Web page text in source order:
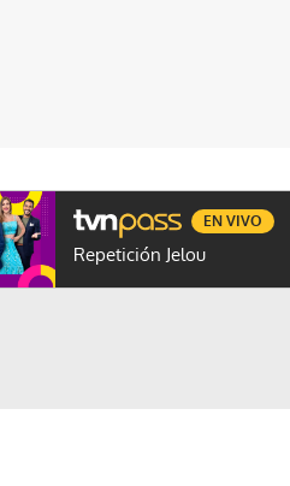
PROGRAMAS GENTE TVN
Repetición Jelou
EN VIVO